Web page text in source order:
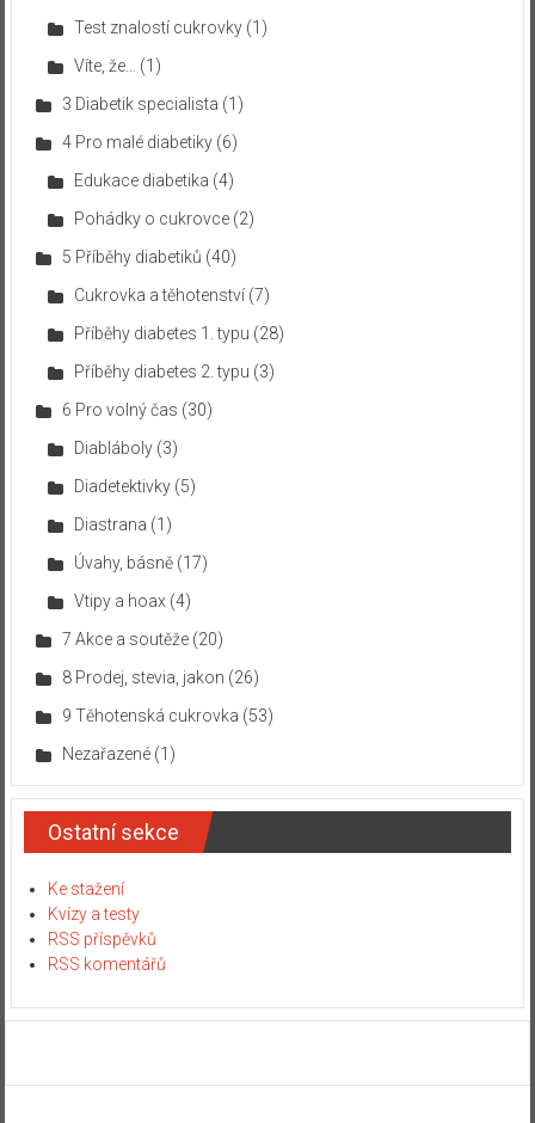
Test znalostí cukrovky(1)
Víte, že…
(1)
3 Diabetik specialista (1)
4 Pro malé diabetiky(6)
Edukace diabetika (4)
Pohádky o cukrovce(2)
5 Příběhy diabetiků (40)
Cukrovka a těhotenství(7)
Příběhy diabetes 1. typu (28)
Příběhy diabetes 2. typu (3)
6 Pro volný čas (30)
Diabláboly(3)
Diadetektivky(5)
Diastrana (1)
Úvahy, básně(17)
Vtipy a hoax (4)
7 Akce a soutěže(20)
8 Prodej, stevia, jakon (26)
9 Těhotenská cukrovka (53)
Nezařazené(1)
Ostatní sekce
Ke stažení
Kvízy a testy
RSS příspěvků
RSS komentářů